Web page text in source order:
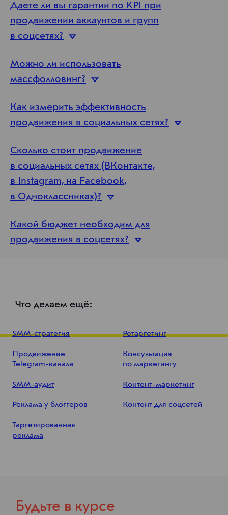
Даете ли вы гарантии по KPI при
продвижении аккаунтов и групп
в соцсетях?
Можно ли использовать
массфолловинг?
Как измерить эффективность
продвижения в социальных сетях?
Сколько стоит продвижение
в социальных сетях (ВКонтакте,
в Instagram, на Facebook,
в Одноклассниках)?
Какой бюджет необходим для
продвижения в соцсетях?
Что делаем ещё:
SMM-стратегия
Продвижение
Telegram-канала
SMM-аудит
Реклама у блоггеров
Таргетированная
реклама
Ретаргетинг
Консультация
по маркетингу
Контент-маркетинг
Контент для соцсетей
Будьте в курсе